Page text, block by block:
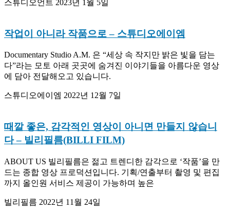
스튜디오언트 2023년 1월 5일
작업이 아니라 작품으로– 스튜디오에이엠
Documentary Studio A.M. 은 “세상 속 작지만 밝은 빛을 담는
다”라는 모토 아래 곳곳에 숨겨진 이야기들을 아름다운 영상
에 담아 전달해오고 있습니다.
스튜디오에이엠 2022년 12월 7일
때깔 좋은, 감각적인 영상이 아니면 만들지
않습니다– 빌리필름(BILLI FILM)
ABOUT US 빌리필름은 젊고 트렌디한 감각으로 ‘작품’을 만
드는 종합 영상 프로덕션입니다. 기획/연출부터 촬영 및 편집
까지 올인원 서비스 제공이 가능하며 높은
빌리필름 2022년 11월 24일